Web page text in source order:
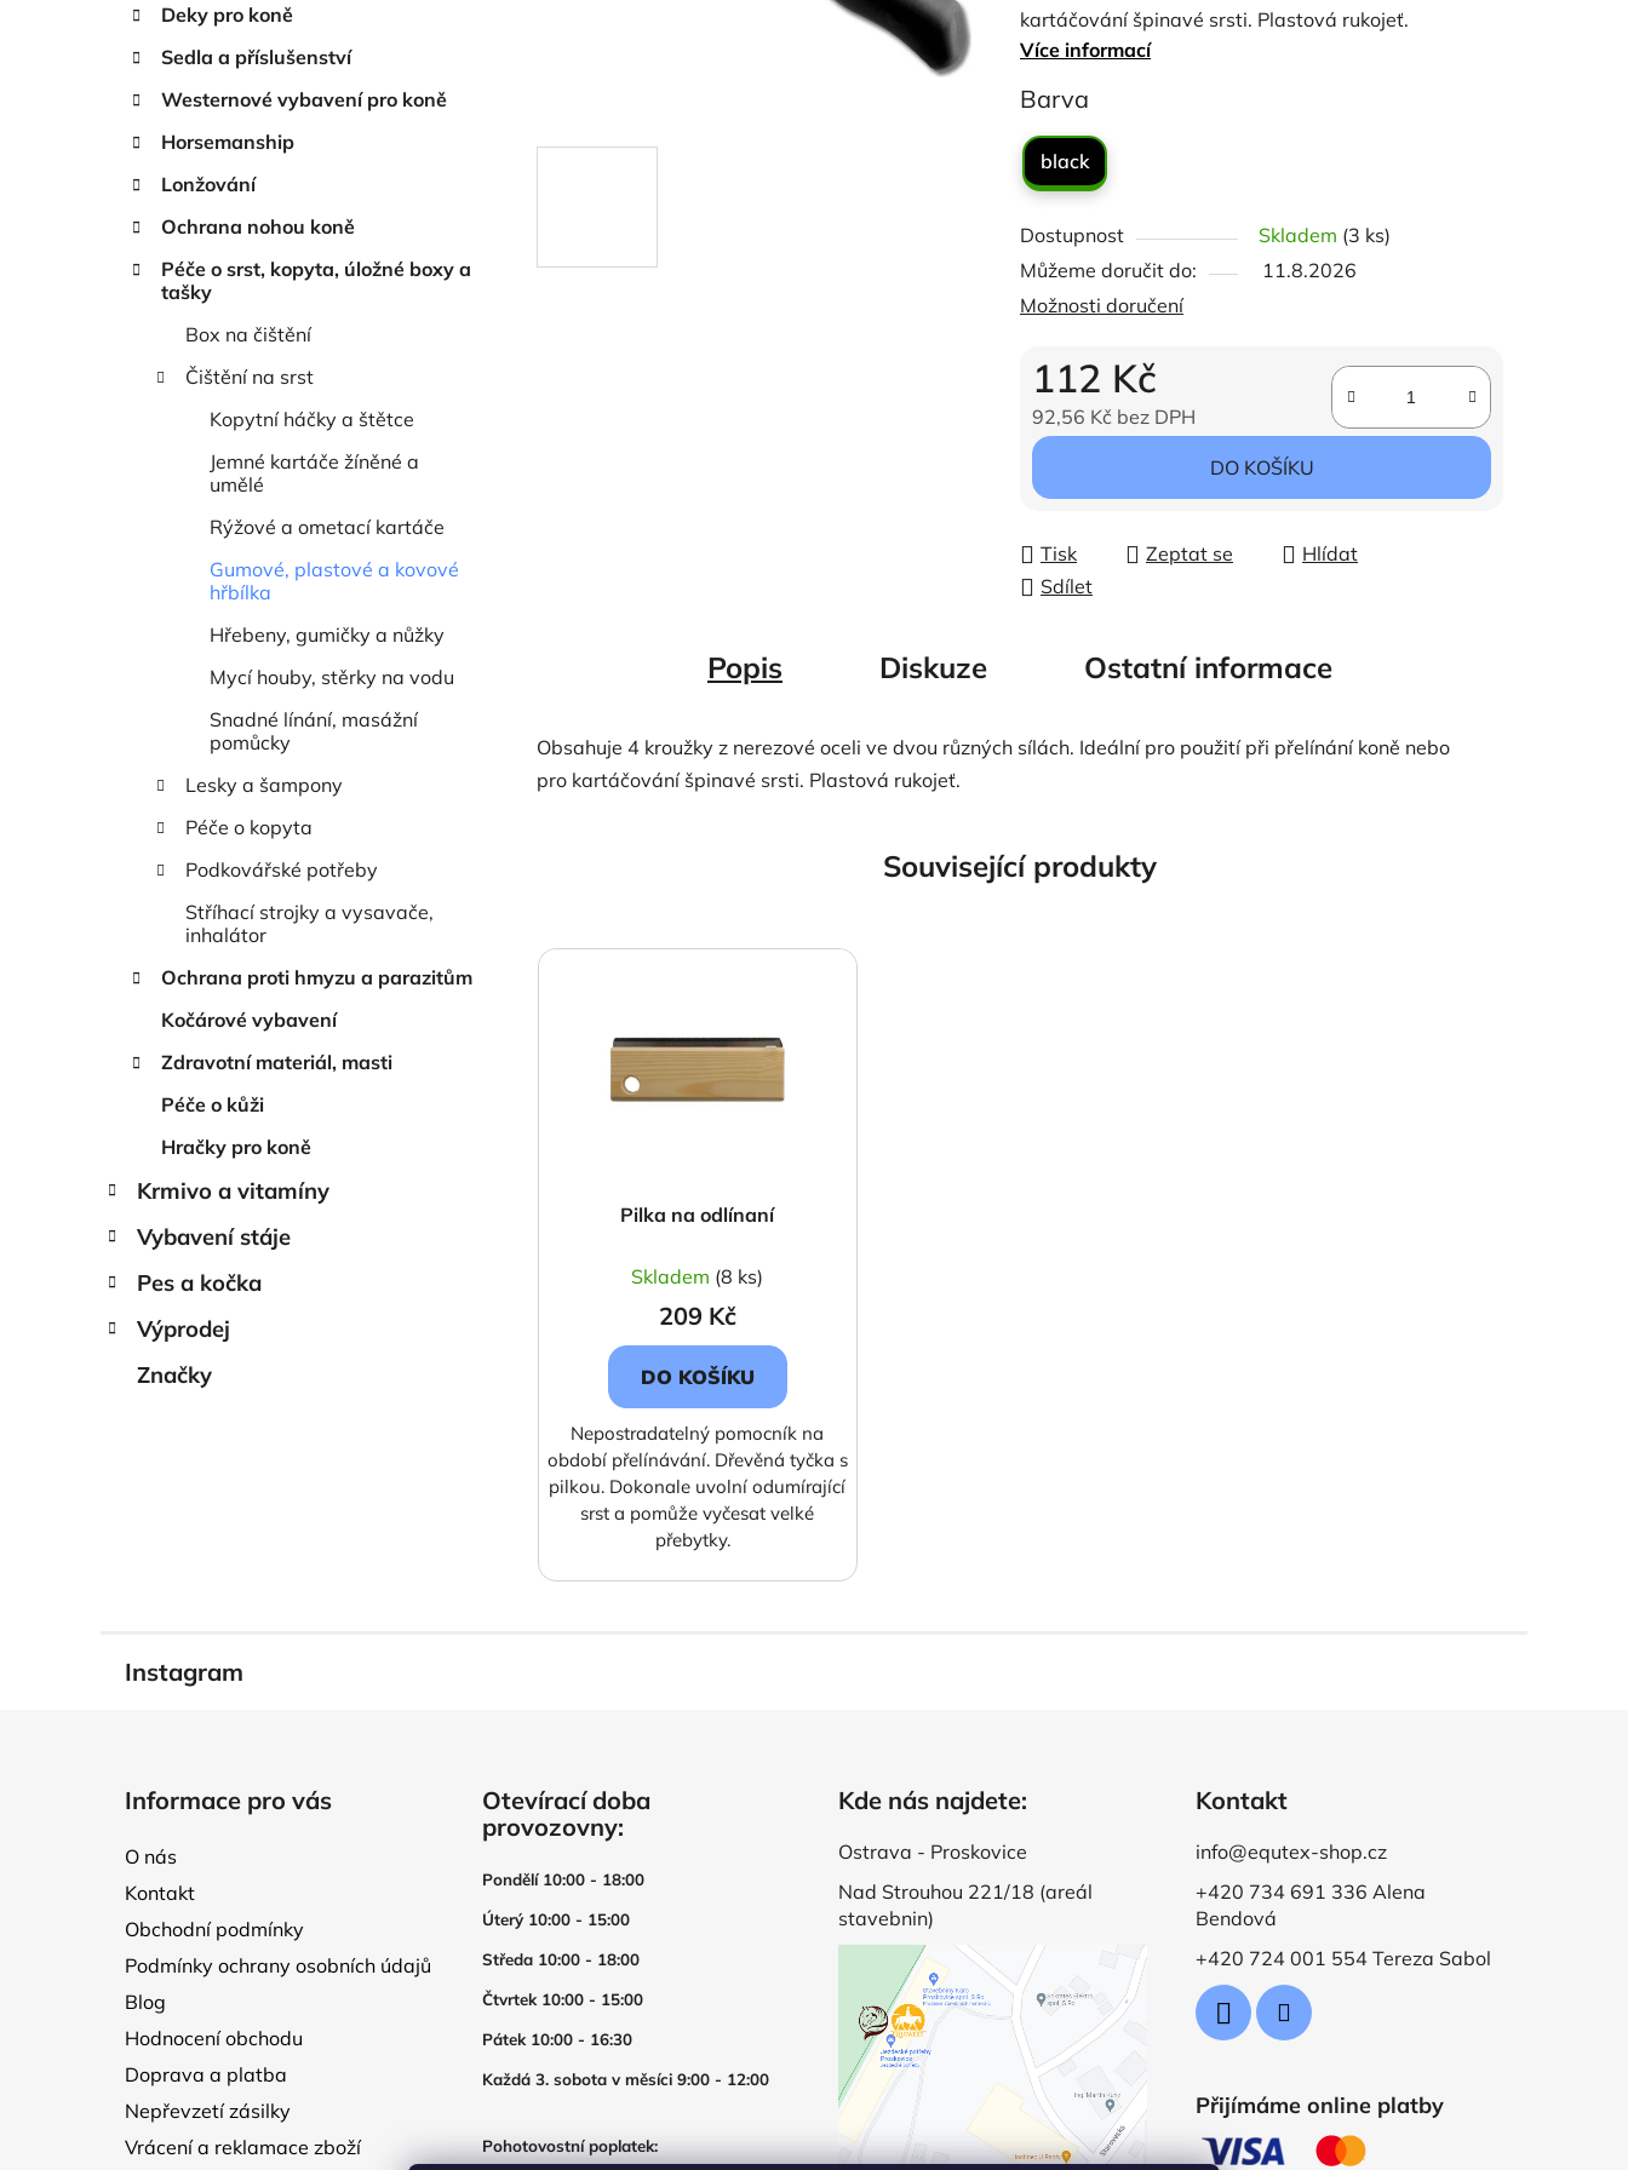
Deky pro koně
Sedla a příslušenství
Westernové vybavení pro koně
Horsemanship
Lonžování
Ochrana nohou koně
Péče o srst, kopyta, úložné boxy a
tašky
Box na čištění
Čištění na srst
Kopytní háčky a štětce
Jemné kartáče žíněné a
umělé
Rýžové a ometací kartáče
Gumové, plastové a kovové
hřbílka
Hřebeny, gumičky a nůžky
Mycí houby, stěrky na vodu
Snadné línání, masážní
pomůcky
Lesky a šampony
Péče o kopyta
Podkovářské potřeby
Stříhací strojky a vysavače,
inhalátor
Ochrana proti hmyzu a parazitům
Kočárové vybavení
Zdravotní materiál, masti
Péče o kůži
Hračky pro koně
Krmivo a vitamíny
Vybavení stáje
Pes a kočka
Výprodej
Značky
z
5
hvězdiček.
kartáčování špinavé srsti. Plastová rukojeť.
Více informací
Barva
black
Dostupnost Skladem (3 ks)
Můžeme doručit do:
11.8.2026
Možnosti doručení
112 Kč
92,56 Kč bez DPH
Měrná cena:
DO KOŠÍKU
Tisk Zeptat se
Hlídat
Sdílet
Popis Diskuze Ostatní informace
Obsahuje 4 kroužky z nerezové oceli ve dvou různých sílách. Ideální pro použití při přelínání koně nebo
pro kartáčování špinavé srsti. Plastová rukojeť.
Související produkty
Pilka na odlínaní
Skladem (8 ks)
209 Kč
DO KOŠÍKU
Nepostradatelný pomocník na
období přelínávání. Dřevěná tyčka s
pilkou. Dokonale uvolní odumírající
srst a pomůže vyčesat velké
přebytky.
Instagram
Informace pro vás
O nás
Kontakt
Obchodní podmínky
Podmínky ochrany osobních údajů
Blog
Hodnocení obchodu
Doprava a platba
Nepřevzetí zásilky
Vrácení a reklamace zboží
Otevírací doba
provozovny:
Pondělí 10:00 - 18:00
Úterý 10:00 - 15:00
Středa 10:00 - 18:00
Čtvrtek 10:00 - 15:00
Pátek 10:00 - 16:30
Každá 3. sobota v měsíci 9:00 - 12:00
Pohotovostní poplatek:
Kde nás najdete:
Ostrava - Proskovice
Nad Strouhou 221/18 (areál
stavebnin)
Kontakt
info@equtex-shop.cz
+420 734 691 336 Alena
Bendová
+420 724 001 554 Tereza Sabol
Přijímáme online platby